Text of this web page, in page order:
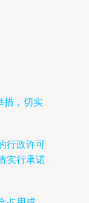
措，切实
行政许可
实行承诺